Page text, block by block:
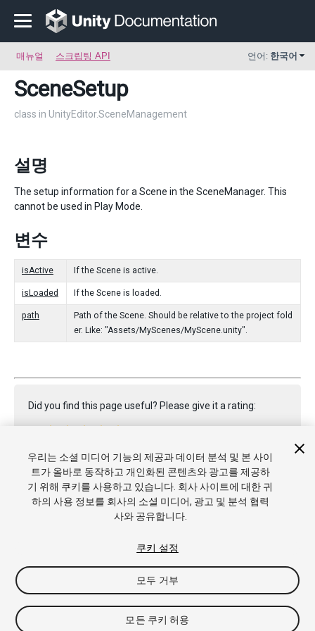
매뉴얼 스크립팅 API 언어: 한국어
SceneSetup
class in UnityEditor.SceneManagement
설명
The setup information for a Scene in the SceneManager. This
cannot be used in Play Mode.
변수
isActive If the Scene is active.
isLoaded If the Scene is loaded.
path
Path of the Scene. Should be relative to the project fold
er. Like: "Assets/MyScenes/MyScene.unity".
Did you find this page useful? Please give it a rating:
Report a problem on this page
Copyright © 2022 Unity Technologies. Publication 2023.1
튜토리얼
기술 자료
매 금지
우리는 소셜 미디어 기능의 제공과 데이터 분석 및 본 사이
트가 올바로 동작하고 개인화된 콘텐츠와 광고를 제공하
기 위해 쿠키를 사용하고 있습니다. 회사 사이트에 대한 귀
하의 사용 정보를 회사의 소셜 미디어, 광고 및 분석 협력
사와 공유합니다.
쿠키 설정
모두 거부
모든 쿠키 허용